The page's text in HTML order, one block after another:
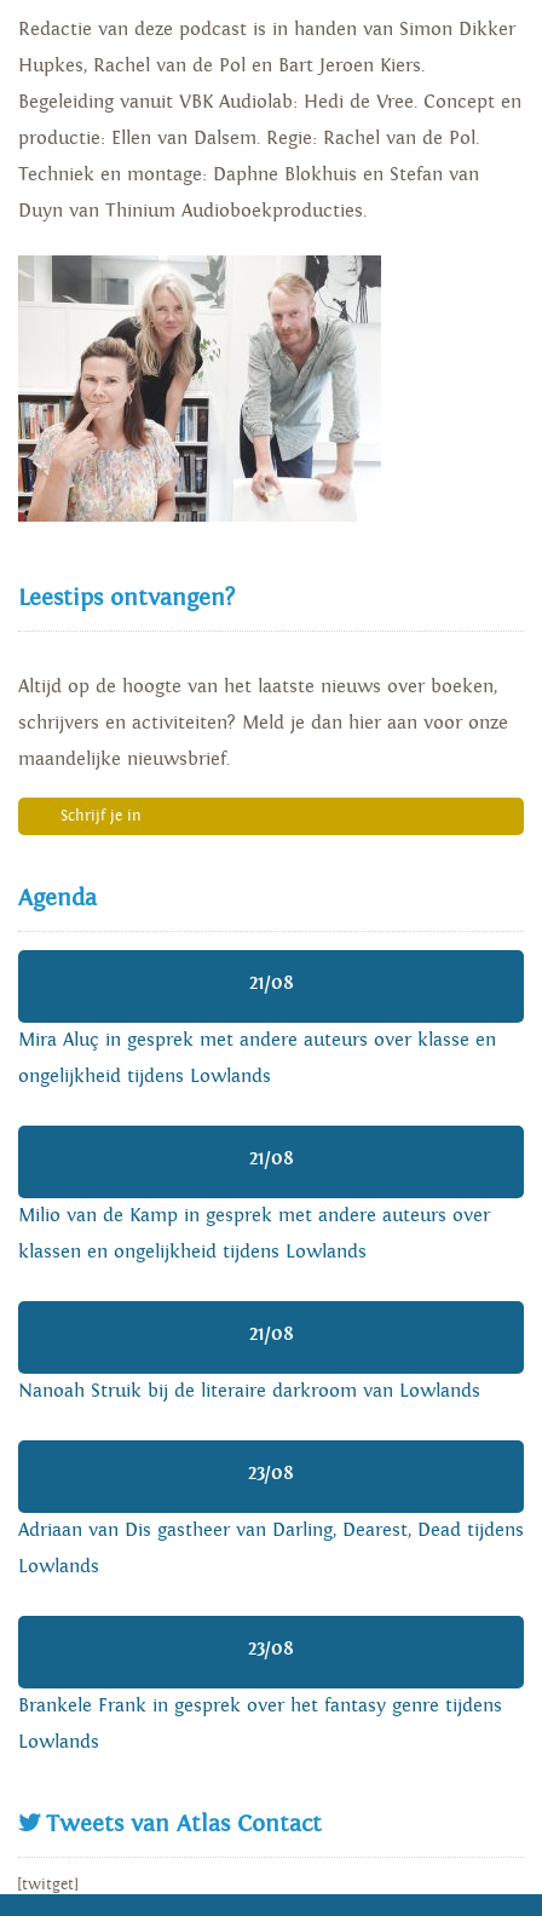
Redactie van deze podcast is in handen van Simon Dikker
Hupkes, Rachel van de Pol en Bart Jeroen Kiers.
Begeleiding vanuit VBK Audiolab: Hedi de Vree. Concept en
productie: Ellen van Dalsem. Regie: Rachel van de Pol.
Techniek en montage: Daphne Blokhuis en Stefan van
Duyn van Thinium Audioboekproducties.
Leestips ontvangen?
Altijd op de hoogte van het laatste nieuws over boeken,
schrijvers en activiteiten? Meld je dan hier aan voor onze
maandelijke nieuwsbrief.
Schrijf je in
Agenda
21/08
Mira Aluç in gesprek met andere auteurs over klasse en
ongelijkheid tijdens Lowlands
21/08
Milio van de Kamp in gesprek met andere auteurs over
klassen en ongelijkheid tijdens Lowlands
21/08
Nanoah Struik bij de literaire darkroom van Lowlands
23/08
Adriaan van Dis gastheer van Darling, Dearest, Dead tijdens
Lowlands
23/08
Brankele Frank in gesprek over het fantasy genre tijdens
Lowlands
Tweets van Atlas Contact
[twitget]